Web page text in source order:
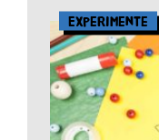
Experimente